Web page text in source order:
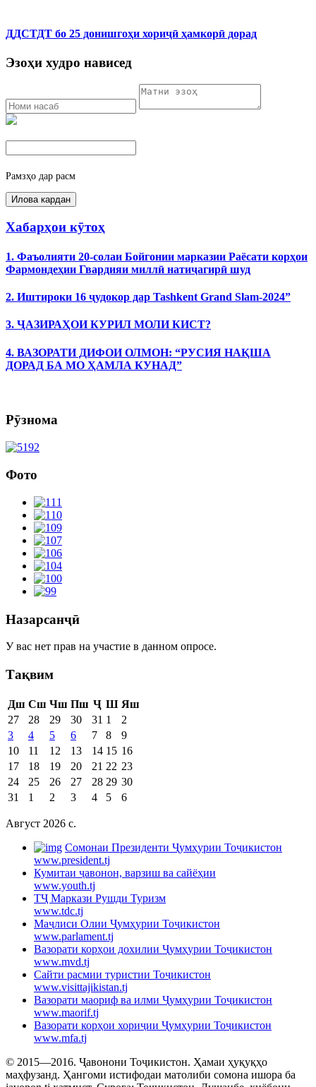
ДДСТДТ бо 25 донишгоҳи хориҷӣ ҳамкорӣ дорад
Эзоҳи худро нависед
Рамзҳо дар расм
Хабарҳои кӯтоҳ
1. Фаъолияти 20-солаи Бойгонии марказии Раёсати корҳои
Фармондеҳии Гвардияи миллӣ натиҷагирӣ шуд
2. Иштироки 16 ҷудокор дар Tashkent Grand Slam-2024”
3. ҶАЗИРАҲОИ КУРИЛ МОЛИ КИСТ?
4. ВАЗОРАТИ ДИФОИ ОЛМОН: “РУСИЯ НАҚША
ДОРАД БА МО ҲАМЛА КУНАД”
Рӯзнома
Фото
Назарсанҷӣ
У вас нет прав на участие в данном опросе.
Тақвим
Дш Сш Чш Пш Ҷ Ш Яш
27
28 29 30 31 1
2
3
4 5 6 7 8
9
10
11 12 13 14 15 16
17
18 19 20 21 22 23
24
25 26 27 28 29 30
31
1 2 3 4 5 6
Август 2026 c.
Cомонаи Президенти Ҷумҳурии Тоҷикистон
www.president.tj
Кумитаи ҷавонон, варзиш ва сайёҳии
www.youth.tj
ТҶ Маркази Рушди Туризм
www.tdc.tj
Маҷлиси Олии Ҷумҳурии Тоҷикистон
www.parlament.tj
Вазорати корҳои дохилии Ҷумҳурии Тоҷикистон
www.mvd.tj
Сайти расмии туристии Тоҷикистон
www.visittajikistan.tj
Вазорати маориф ва илми Ҷумҳурии Тоҷикистон
www.maorif.tj
Вазорати корҳои хориҷии Ҷумҳурии Тоҷикистон
www.mfa.tj
© 2015—2016. Ҷавонони Тоҷикистон. Ҳамаи ҳуқуқҳо
маҳфузанд. Ҳангоми истифодаи матолиби сомона ишора ба